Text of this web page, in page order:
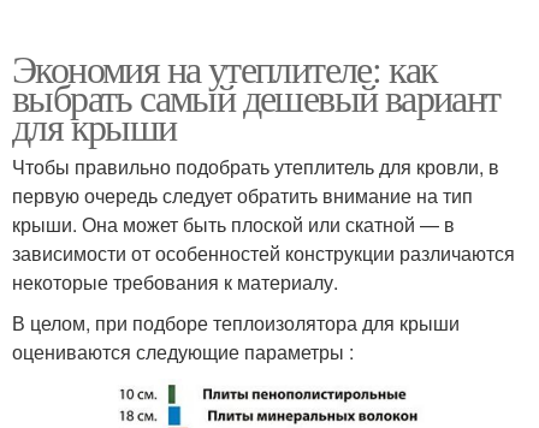
Экономия на утеплителе: как
выбрать самый дешевый вариант
для крыши
Чтобы правильно подобрать утеплитель для кровли, в
первую очередь следует обратить внимание на тип
крыши. Она может быть плоской или скатной — в
зависимости от особенностей конструкции различаются
некоторые требования к материалу.
В целом, при подборе теплоизолятора для крыши
оцениваются следующие параметры :